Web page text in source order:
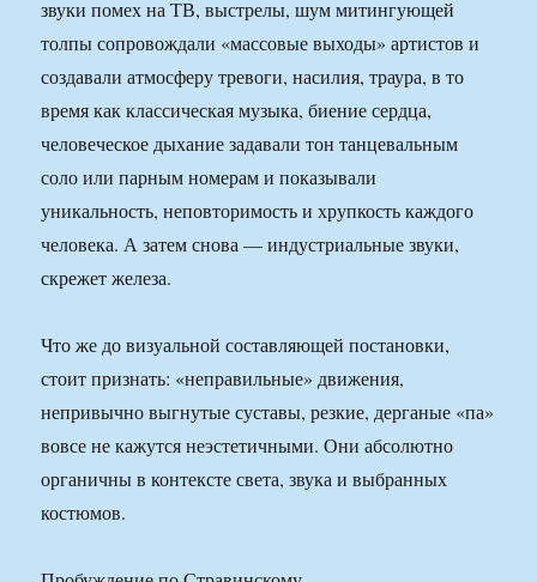
звуки помех на ТВ, выстрелы, шум митингующей
толпы сопровождали «массовые выходы» артистов и
создавали атмосферу тревоги, насилия, траура, в то
время как классическая музыка, биение сердца,
человеческое дыхание задавали тон танцевальным
соло или парным номерам и показывали
уникальность, неповторимость и хрупкость каждого
человека. А затем снова — индустриальные звуки,
скрежет железа.
Что же до визуальной составляющей постановки,
стоит признать: «неправильные» движения,
непривычно выгнутые суставы, резкие, дерганые «па»
вовсе не кажутся неэстетичными. Они абсолютно
органичны в контексте света, звука и выбранных
костюмов.